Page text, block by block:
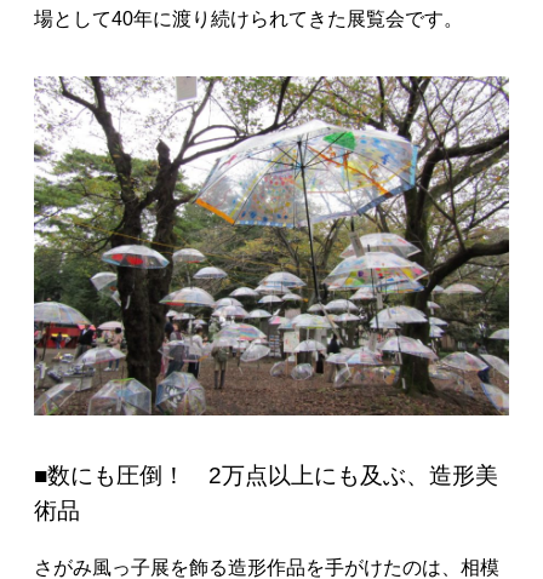
場として40年に渡り続けられてきた展覧会です。
■数にも圧倒！ 2万点以上にも及ぶ、造形美
術品
さがみ風っ子展を飾る造形作品を手がけたのは、相模